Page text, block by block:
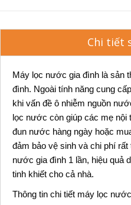
Chi tiết
Máy lọc nước gia đình là sản
đình. Ngoài tính năng cung
khi vấn đề ô nhiễm nguồn
lọc nước còn giúp các mẹ nội
đun nước hàng ngày hoặc
đảm bảo vệ sinh và chi phí
nước gia đình 1 lần, hiệu quả
tinh khiết cho cả nhà.
Thông tin chi tiết máy lọc